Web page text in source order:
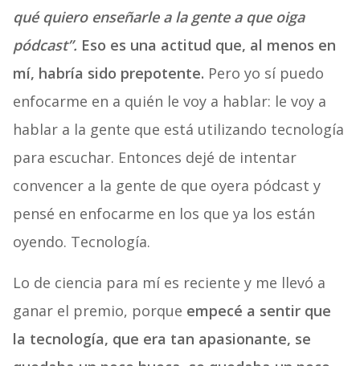
qué quiero enseñarle a la gente a que oiga
pódcast”. Eso es una actitud que, al menos en
mí, habría sido prepotente. Pero yo sí puedo
enfocarme en a quién le voy a hablar: le voy a
hablar a la gente que está utilizando tecnología
para escuchar. Entonces dejé de intentar
convencer a la gente de que oyera pódcast y
pensé en enfocarme en los que ya los están
oyendo. Tecnología.
Lo de ciencia para mí es reciente y me llevó a
ganar el premio, porque empecé a sentir que
la tecnología, que era tan apasionante, se